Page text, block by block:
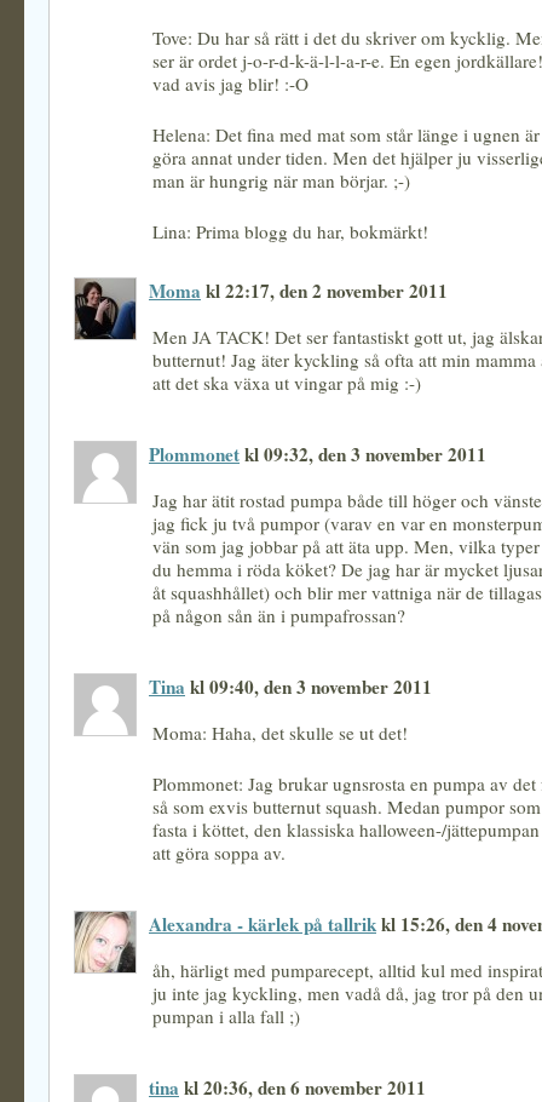
Tove: Du har så rätt i det du skriver om kycklig.
ser är ordet j-o-r-d-k-ä-l-l-a-r-e. En egen
vad avis jag blir! :-O
Helena: Det fina med mat som står länge i ugnen
göra annat under tiden. Men det hjälper ju
man är hungrig när man börjar. ;-)
Lina: Prima blogg du har, bokmärkt!
Moma kl 22:17, den 2 november 2011
Men JA TACK! Det ser fantastiskt gott ut, jag
butternut! Jag äter kyckling så ofta att min
att det ska växa ut vingar på mig :-)
Plommonetkl 09:32, den 3 november 2011
Jag har ätit rostad pumpa både till höger och
jag fick ju två pumpor (varav en var en
vän som jag jobbar på att äta upp. Men, vilka
du hemma i röda köket? De jag har är mycket
åt squashhållet) och blir mer vattniga när de
på någon sån än i pumpafrossan?
Tina kl 09:40, den 3 november 2011
Moma: Haha, det skulle se ut det!
Plommonet: Jag brukar ugnsrosta en pumpa av det
så som exvis butternut squash. Medan pumpor
fasta i köttet, den klassiska halloween-/
att göra soppa av.
Alexandra - kärlek på tallrikkl 15:26, den 4
åh, härligt med pumparecept, alltid kul med
ju inte jag kyckling, men vadå då, jag tror på den
pumpan i alla fall ;)
tina kl 20:36, den 6 november 2011